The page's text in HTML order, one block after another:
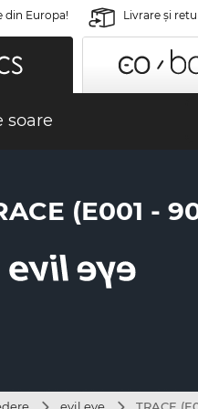
din Europa! Livrare şi
soare
(E001 -